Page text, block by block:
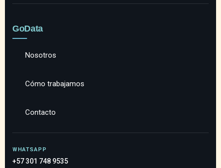
GoData
Nosotros
Cómo trabajamos
Contacto
WHATSAPP
+57 301 748 9535